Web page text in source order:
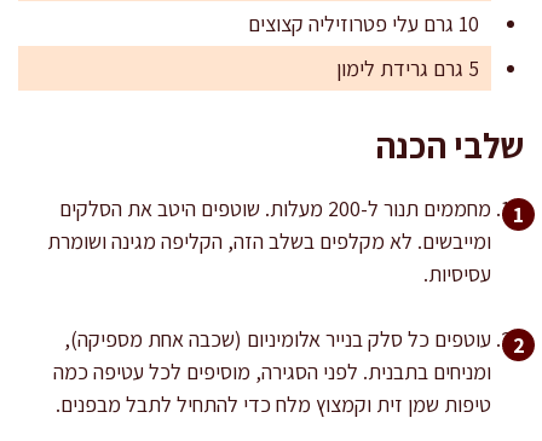
10 גרם עלי פטרוזיליה קצוצים
5 גרם גרידת לימון
שלבי הכנה
מחממים תנור ל-200 מעלות. שוטפים היטב את הסלקים
ומייבשים. לא מקלפים בשלב הזה, הקליפה מגינה ושומרת
עסיסיות.
עוטפים כל סלק בנייר אלומיניום (שכבה אחת מספיקה),
ומניחים בתבנית. לפני הסגירה, מוסיפים לכל עטיפה כמה
טיפות שמן זית וקמצוץ מלח כדי להתחיל לתבל מבפנים.